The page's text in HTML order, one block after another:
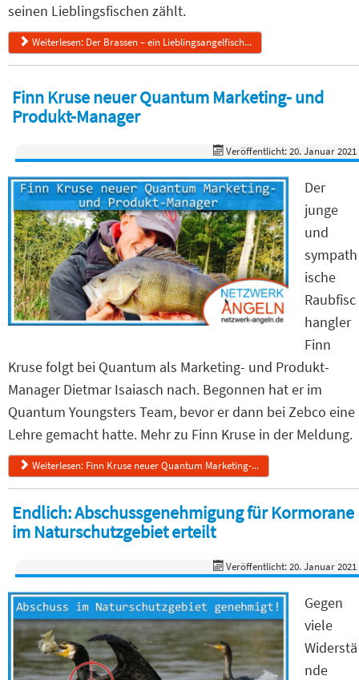
seinen Lieblingsfischen zählt.
Weiterlesen: Der Brassen – ein Lieblingsangelfisch...
Finn Kruse neuer Quantum Marketing- und
Produkt-Manager
Veröffentlicht: 20. Januar 2021
Der
junge
und
sympath
ische
Raubfisc
hangler
Finn
Kruse folgt bei Quantum als Marketing- und Produkt-
Manager Dietmar Isaiasch nach. Begonnen hat er im
Quantum Youngsters Team, bevor er dann bei Zebco eine
Lehre gemacht hatte. Mehr zu Finn Kruse in der Meldung.
Weiterlesen: Finn Kruse neuer Quantum Marketing-...
Endlich: Abschussgenehmigung für Kormorane
im Naturschutzgebiet erteilt
Veröffentlicht: 20. Januar 2021
Gegen
viele
Widerstä
nde